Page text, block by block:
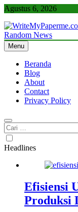
Skip
content
Agustus 6, 2026
WriteMyPaperme.com
Bisnis, Kuliner,
Random News
Menu
Beranda
Blog
About
Contact
Privacy Policy
Cari
untuk:
Headlines
Efisiensi
Produksi